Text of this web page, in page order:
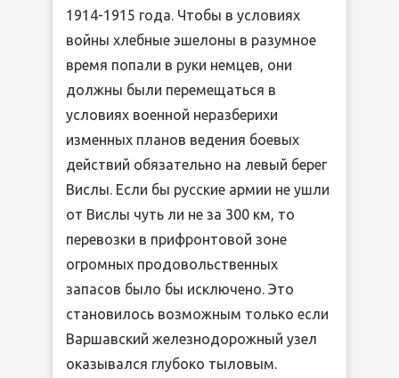
1914-1915 года. Чтобы в условиях
войны хлебные эшелоны в разумное
время попали в руки немцев, они
должны были перемещаться в
условиях военной неразберихи
изменных планов ведения боевых
действий обязательно на левый берег
Вислы. Если бы русские армии не ушли
от Вислы чуть ли не за 300 км, то
перевозки в прифронтовой зоне
огромных продовольственных
запасов было бы исключено. Это
становилось возможным только если
Варшавский железнодорожный узел
оказывался глубоко тыловым.